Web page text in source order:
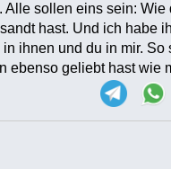
sollen eins sein: Wie
hast. Und ich habe
ihnen und du in mir. So
ebenso geliebt hast wie